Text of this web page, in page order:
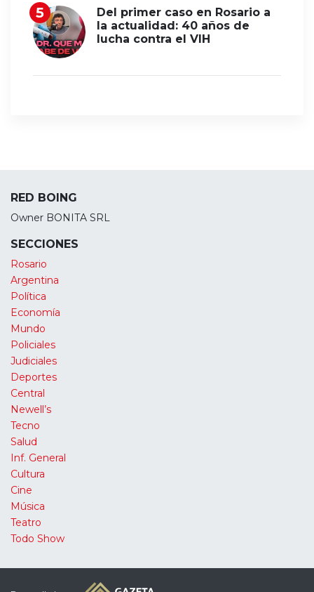
Del primer caso en Rosario a
la actualidad: 40 años de
lucha contra el VIH
RED BOING
Owner BONITA SRL
SECCIONES
Rosario
Argentina
Política
Economía
Mundo
Policiales
Judiciales
Deportes
Central
Newell’s
Tecno
Salud
Inf. General
Cultura
Cine
Música
Teatro
Todo Show